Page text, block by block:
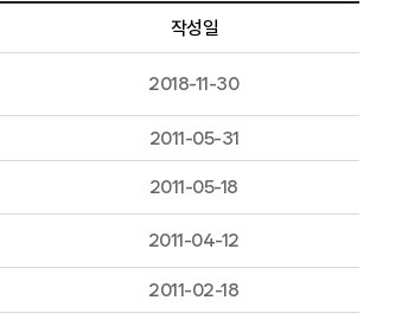
작성일
2018-11-30
2011-05-31
2011-05-18
2011-04-12
2011-02-18